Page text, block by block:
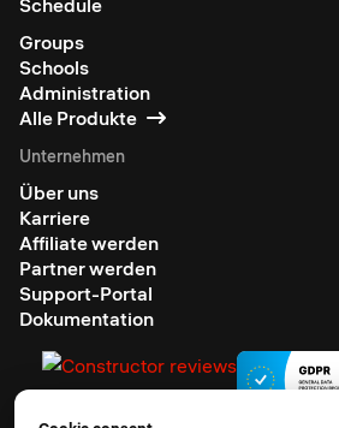
Groups
Schools
Administration
Alle Produkte
Unternehmen
Über uns
Karriere
Affiliate werden
Partner werden
Support-Portal
Dokumentation